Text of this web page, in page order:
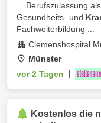
... Berufszulassung
Gesundheits- und
Fachweiterbildung ...
Clemenshospital
Münster
vor 2 Tagen
Kostenlos die